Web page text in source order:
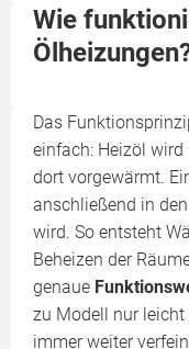
Wie
Das
einfach: Heizöl
dort vorgewärmt.
anschließend in
wird. So entsteht
Beheizen der
genaue
zu Modell nur
immer weiter